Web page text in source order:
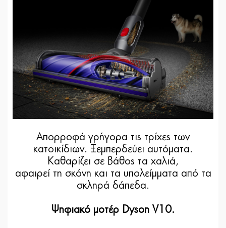
Απορροφά γρήγορα τις τρίχες των
κατοικίδιων. Ξεμπερδεύει αυτόματα.
Καθαρίζει σε βάθος τα χαλιά,
αφαιρεί τη σκόνη και τα υπολείμματα από τα
σκληρά δάπεδα.
Ψηφιακό μοτέρ Dyson V10.